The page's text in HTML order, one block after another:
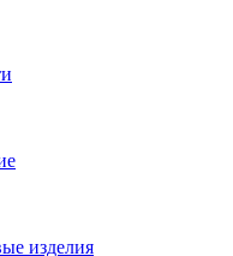
изделия